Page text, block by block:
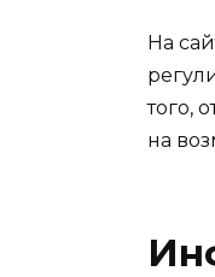
На
того,
на